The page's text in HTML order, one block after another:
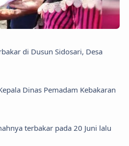
di Dusun Sidosari, Desa
Dinas Pemadam Kebakaran
terbakar pada 20 Juni lalu